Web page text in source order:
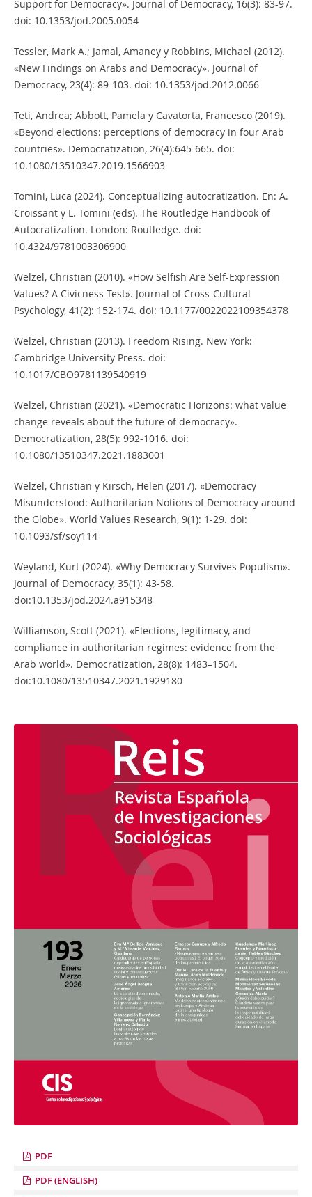
Support for Democracy». Journal of Democracy, 16(3): 83-97.
doi: 10.1353/jod.2005.0054
Tessler, Mark A.; Jamal, Amaney y Robbins, Michael (2012).
«New Findings on Arabs and Democracy». Journal of
Democracy, 23(4): 89-103. doi: 10.1353/jod.2012.0066
Teti, Andrea; Abbott, Pamela y Cavatorta, Francesco (2019).
«Beyond elections: perceptions of democracy in four Arab
countries». Democratization, 26(4):645-665. doi:
10.1080/13510347.2019.1566903
Tomini, Luca (2024). Conceptualizing autocratization. En: A.
Croissant y L. Tomini (eds). The Routledge Handbook of
Autocratization. London: Routledge. doi:
10.4324/9781003306900
Welzel, Christian (2010). «How Selfish Are Self-Expression
Values? A Civicness Test». Journal of Cross-Cultural
Psychology, 41(2): 152-174. doi: 10.1177/0022022109354378
Welzel, Christian (2013). Freedom Rising. New York:
Cambridge University Press. doi:
10.1017/CBO9781139540919
Welzel, Christian (2021). «Democratic Horizons: what value
change reveals about the future of democracy».
Democratization, 28(5): 992-1016. doi:
10.1080/13510347.2021.1883001
Welzel, Christian y Kirsch, Helen (2017). «Democracy
Misunderstood: Authoritarian Notions of Democracy around
the Globe». World Values Research, 9(1): 1-29. doi:
10.1093/sf/soy114
Weyland, Kurt (2024). «Why Democracy Survives Populism».
Journal of Democracy, 35(1): 43-58.
doi:10.1353/jod.2024.a915348
Williamson, Scott (2021). «Elections, legitimacy, and
compliance in authoritarian regimes: evidence from the
Arab world». Democratization, 28(8): 1483–1504.
doi:10.1080/13510347.2021.1929180
PDF
PDF (ENGLISH)